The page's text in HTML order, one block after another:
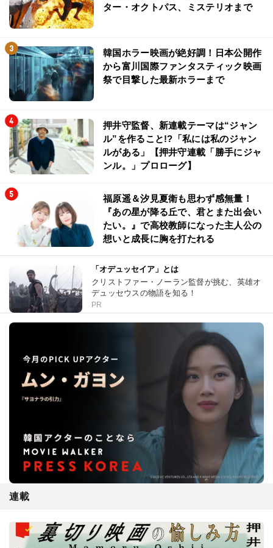
ター・オクトパス、ミステリオまで
韓国ホラー映画が絶好調！日本公開作
から富川国際ファンタスティック映画
祭で目撃した最新ホラーまで
押井守監督、新連載テーマは“ジャン
ル”を作ること!?「私には私のジャン
ルがある」【押井守連載「勝手にジャ
ンル。」プロローグ】
福原遥＆汐見夏衛も思わず感無量！
『あの星が降る丘で、君とまた出会い
たい。』で高校教師になった主人公の
想いと成長に胸を打たれる
「オデュッセイア」とは
クリストファー・ノーラン監督が挑む、英雄オ
デュッセウスの物語を知る！
PR
連載